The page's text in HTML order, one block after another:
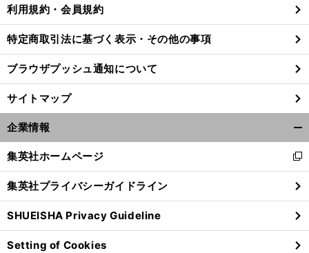
利用規約・会員規約
特定商取引法に基づく表示・その他の事項
ブラウザプッシュ通知について
サイトマップ
企業情報
閉
る
集英社ホームページ
新
し
い
ウ
ィ
ン
ド
集英社プライバシーガイドライン
SHUEISHA Privacy Guideline
Setting of Cookies